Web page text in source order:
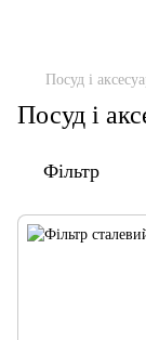
Посуд і
Посуд і
Фільтр